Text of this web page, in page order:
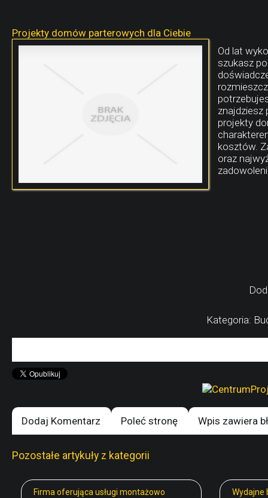
Projekty domów parterowych dla Ciebie
Od lat
szukasz
znajdziesz
projekty
kosztów.
oraz
Kategoria:
Dodaj Komentarz Poleć stronę Wpis zawiera
Pozostałe artykuły z kategorii
Firma oferująca usługi montażowo
Wydajne